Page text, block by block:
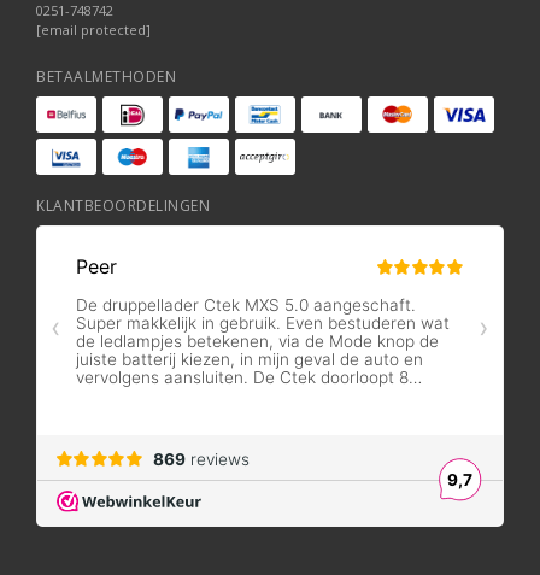
0251-748742
[email protected]
BETAALMETHODEN
KLANTBEOORDELINGEN